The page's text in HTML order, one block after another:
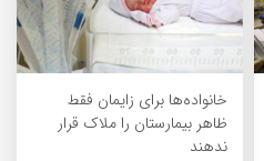
خانواده‌ها برای زایمان فقط
ظاهر بیمارستان را ملاک قرار
ندهند